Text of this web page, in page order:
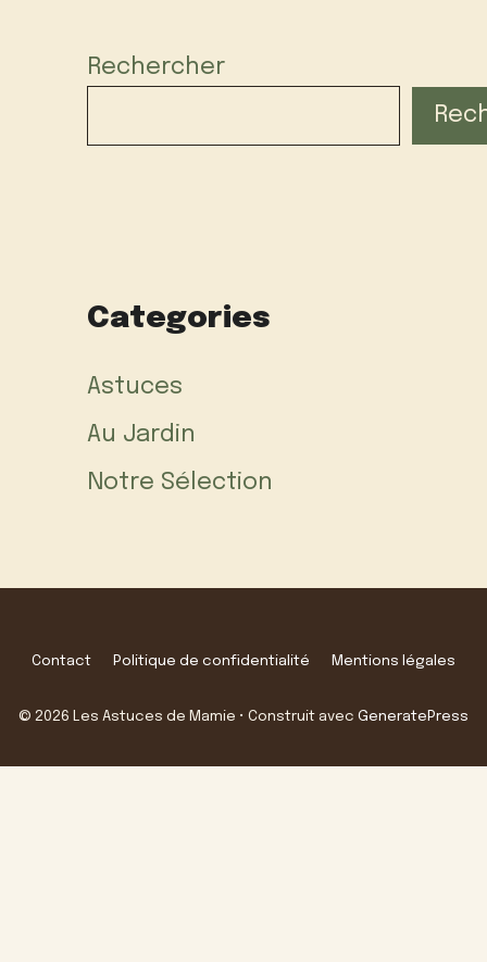
Rechercher
Categories
Astuces
Au Jardin
Notre Sélection
Contact Politique de confidentialité Mentions légales
© 2026 Les Astuces de Mamie • Construit avec GeneratePress